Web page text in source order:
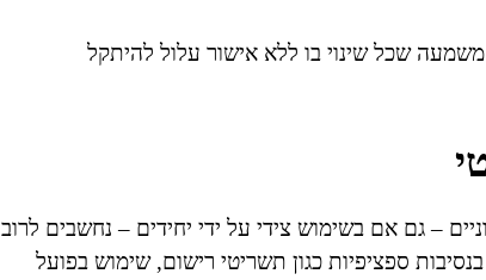
משמעה שכל שינוי בו ללא אישור עלול להיתקל
– גם אם בשימוש צידי על ידי יחידים – נחשבים לרוב
ספציפיות כגון תשריטי רישום, שימוש בפועל